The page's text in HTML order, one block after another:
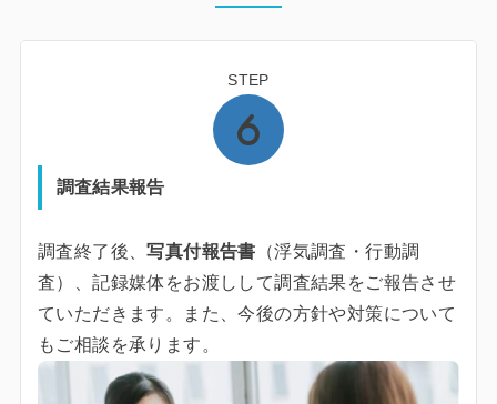
STEP
調査結果報告
調査終了後、写真付報告書 （浮気調査・行動調
査）、記録媒体をお渡しして調査結果をご報告させ
ていただきます。また、今後の方針や対策について
もご相談を承ります。